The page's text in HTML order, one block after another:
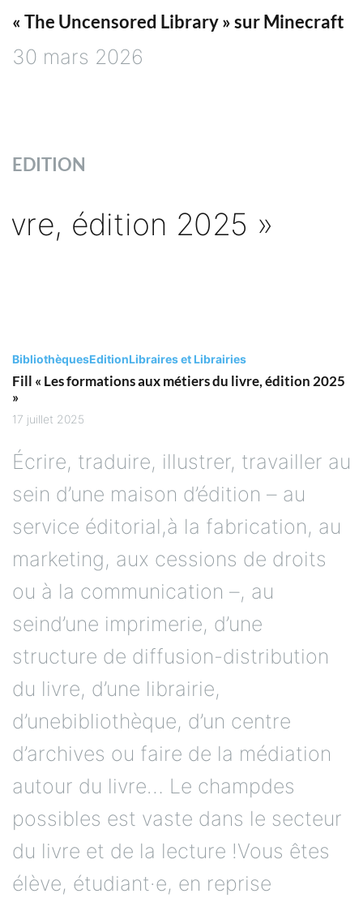
« The Uncensored Library » sur Minecraft
30 mars 2026
EDITION
BibliothèquesEditionLibraires et Librairies
Fill « Les formations aux métiers du livre, édition 2025
»
17 juillet 2025
Écrire, traduire, illustrer, travailler au
sein d’une maison d’édition – au
service éditorial,à la fabrication, au
marketing, aux cessions de droits
ou à la communication –, au
seind’une imprimerie, d’une
structure de diffusion-distribution
du livre, d’une librairie,
d’unebibliothèque, d’un centre
d’archives ou faire de la médiation
autour du livre… Le champdes
possibles est vaste dans le secteur
du livre et de la lecture !Vous êtes
élève, étudiant·e, en reprise